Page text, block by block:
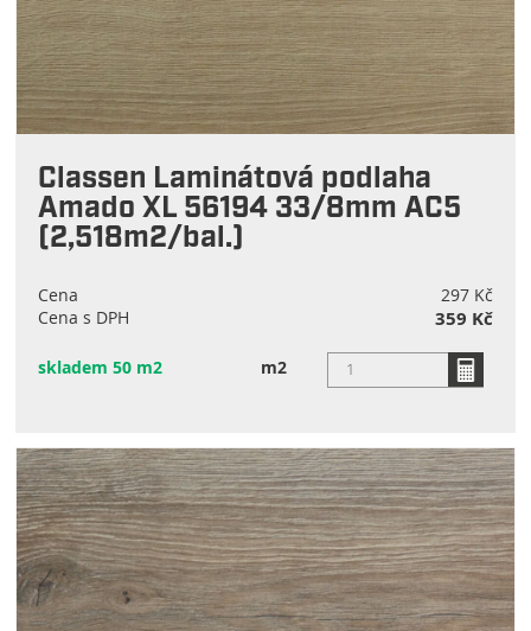
Classen Laminátová podlaha
Amado XL 56194 33/8mm AC5
(2,518m2/bal.)
Cena
297 Kč
Cena s DPH
359 Kč
skladem 50 m2 m2